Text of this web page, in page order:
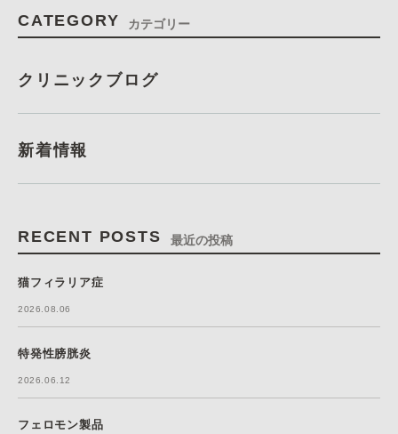
CATEGORY カテゴリー
クリニックブログ
新着情報
RECENT POSTS 最近の投稿
猫フィラリア症
2026.08.06
特発性膀胱炎
2026.06.12
フェロモン製品